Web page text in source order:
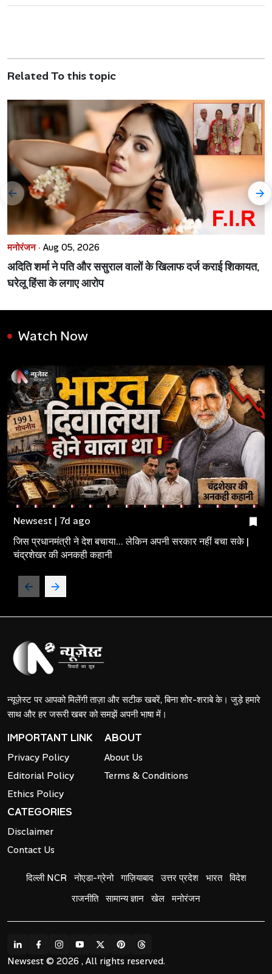
Related To this topic
मनोरंजन · Aug 05, 2026
अदिति शर्मा ने पति और ससुराल वालों के खिलाफ दर्ज कराई शिकायत,
घरेलू हिंसा के लगाए आरोप
Watch Now
Newsest | 7d ago
जिस प्रधानमंत्री ने देश बचाया... लेकिन अपनी सरकार नहीं बचा सके |
चंद्रशेखर की अनकही कहानी
न्यूज़ेस्ट पर आपको मिलेंगी ताज़ा और सटीक खबरें, बिना शोर-शराबे के। जुड़े हमारे
साथ और हर जरूरी खबर को समझें अपनी भाषा में।
IMPORTANT LINK
Privacy Policy
Editorial Policy
Ethics Policy
ABOUT
About Us
Terms & Conditions
CATEGORIES
Disclaimer
Contact Us
दिल्ली NCR नोएडा-ग्रेनो गाज़ियाबाद उत्तर प्रदेश भारत विदेश
राजनीति सामान्य ज्ञान खेल मनोरंजन
Newsest © 2026 , All rights reserved.